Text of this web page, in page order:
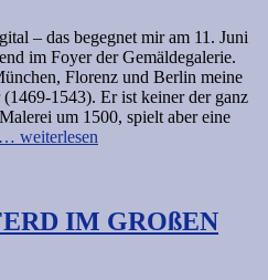
– das begegnet mir am 11. Juni
im Foyer der Gemäldegalerie.
Florenz und Berlin meine
1543). Er ist keiner der ganz
um 1500, spielt aber eine
… weiterlesen
IM GROßEN